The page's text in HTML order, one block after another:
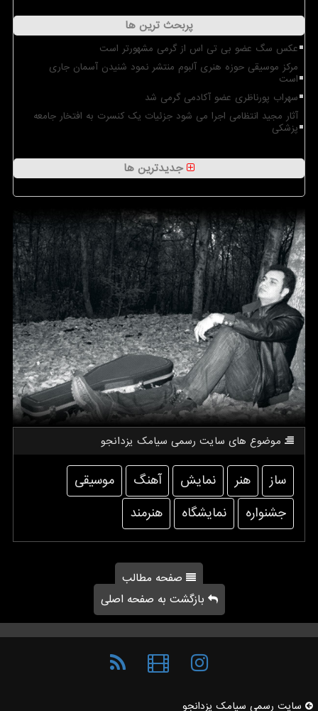
پربحث ترین ها
عکس سگ عضو بی تی اس از گرمی مشهورتر است
مرکز موسیقی حوزه هنری آلبوم منتشر نمود شنیدن آسمان جاری
است
سهراب پورناظری عضو آکادمی گرمی شد
آثار مجید انتظامی اجرا می شود جزئیات یک کنسرت به افتخار جامعه
پزشکی
جدیدترین ها
موضوع های سایت رسمی سیامك یزدانجو
ساز هنر نمایش آهنگ
موسیقی
جشنواره
نمایشگاه هنرمند
صفحه مطالب
بازگشت به صفحه اصلی
سایت رسمی سیامك یزدانجو